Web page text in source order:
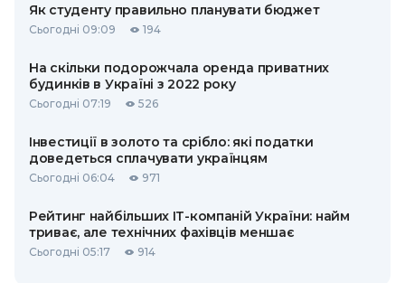
Як студенту правильно планувати бюджет
Сьогодні 09:09 194
На скільки подорожчала оренда приватних
будинків в Україні з 2022 року
Сьогодні 07:19 526
Інвестиції в золото та срібло: які податки
доведеться сплачувати українцям
Сьогодні 06:04 971
Рейтинг найбільших ІТ-компаній України: найм
триває, але технічних фахівців меншає
Сьогодні 05:17 914